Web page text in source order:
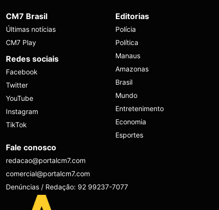
CM7 Brasil
Últimas notícias
CM7 Play
Redes sociais
Facebook
Twitter
YouTube
Instagram
TikTok
Editorias
Polícia
Política
Manaus
Amazonas
Brasil
Mundo
Entretenimento
Economia
Esportes
Fale conosco
redacao@portalcm7.com
comercial@portalcm7.com
Denúncias / Redação: 92 99237-7077